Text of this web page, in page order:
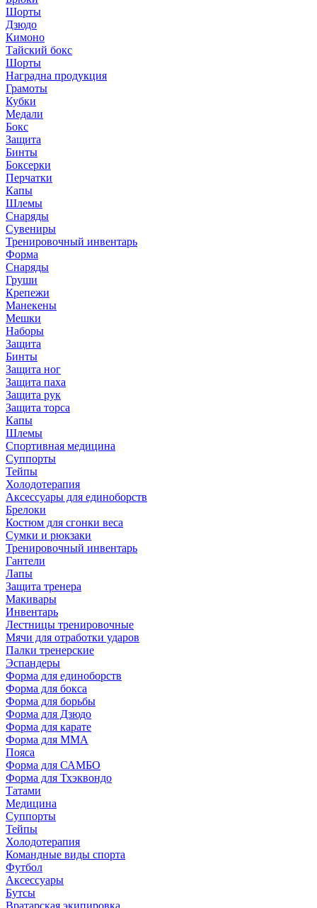
Шорты
Дзюдо
Кимоно
Тайский бокс
Шорты
Наградна продукция
Грамоты
Кубки
Медали
Бокс
Защита
Бинты
Боксерки
Перчатки
Капы
Шлемы
Снаряды
Сувениры
Тренировочный инвентарь
Форма
Снаряды
Груши
Крепежи
Манекены
Мешки
Наборы
Защита
Бинты
Защита ног
Защита паха
Защита рук
Защита торса
Капы
Шлемы
Спортивная медицина
Суппорты
Тейпы
Холодотерапия
Аксессуары для единоборств
Брелоки
Костюм для сгонки веса
Сумки и рюкзаки
Тренировочный инвентарь
Гантели
Лапы
Защита тренера
Макивары
Инвентарь
Лестницы тренировочные
Мячи для отработки ударов
Палки тренерские
Эспандеры
Форма для единоборств
Форма для бокса
Форма для борьбы
Форма для Дзюдо
Форма для карате
Форма для MMA
Пояса
Форма для САМБО
Форма для Тхэквондо
Татами
Медицина
Суппорты
Тейпы
Холодотерапия
Командные виды спорта
Футбол
Аксессуары
Бутсы
Вратарская экипировка